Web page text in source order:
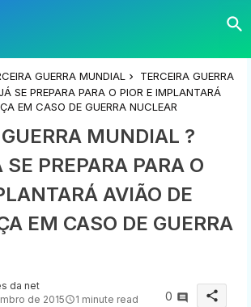
GUERRA MUNDIAL
TERCEIRA GUERRA
SE PREPARA PARA O PIOR E IMPLANTARÁ
EM CASO DE GUERRA NUCLEAR
MUNDIAL ?
PREPARA PARA O
AVIÃO DE
EM CASO DE GUERRA
da net
de 2015
1 minute read 0 share